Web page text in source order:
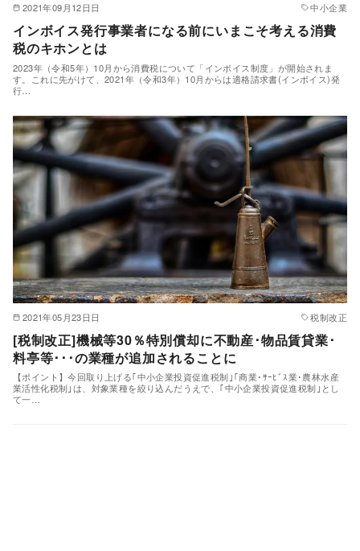
2021年09月12日日 中小企業
インボイス発行事業者になる前にいまこそ考える消費
税のキホンとは
2023年（令和5年）10月から消費税について「インボイス制度」が開始されま
す。これに先がけて、2021年（令和3年）10月からは適格請求書(インボイス)発
行…
2021年05月23日日 税制改正
[税制改正]機械等30％特別償却に不動産･物品賃貸業･
料亭等･･･の業種が追加されることに
【ポイント】今回取り上げる｢中小企業投資促進税制｣｢商業･ｻｰﾋﾞｽ業･農林水産
業活性化税制｣は、対象業種を絞り込んだうえで、｢中小企業投資促進税制｣とし
て一…